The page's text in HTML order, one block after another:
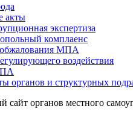
акты
экспертиза
комплаенс
МПА
воздействия
органов и структурных
органов местного